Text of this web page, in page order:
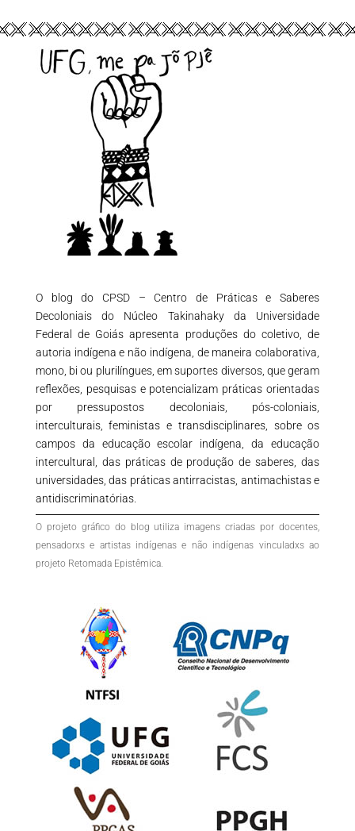
O blog do CPSD – Centro de Práticas e Saberes
Decoloniais do Núcleo Takinahaky da Universidade
Federal de Goiás apresenta produções do coletivo, de
autoria indígena e não indígena, de maneira colaborativa,
mono, bi ou plurilíngues, em suportes diversos, que geram
reflexões, pesquisas e potencializam práticas orientadas
por pressupostos decoloniais, pós-coloniais,
interculturais, feministas e transdisciplinares, sobre os
campos da educação escolar indígena, da educação
intercultural, das práticas de produção de saberes, das
universidades, das práticas antirracistas, antimachistas e
antidiscriminatórias.
O projeto gráfico do blog utiliza imagens criadas por docentes,
pensadorxs e artistas indígenas e não indígenas vinculadxs ao
projeto Retomada Epistêmica.